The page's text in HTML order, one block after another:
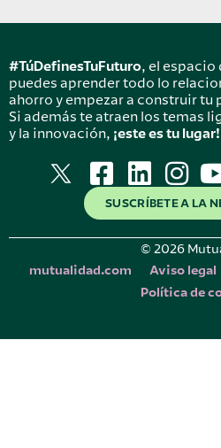
#TúDefinesTuFuturo, el espacio
puedes aprender todo lo
ahorro y empezar a construir
Si además te atraen los temas
y la innovación, ¡este es tu lugar!
SUSCRÍBETE A LA
© 2026
mutualidad.com
Aviso legal
Política de